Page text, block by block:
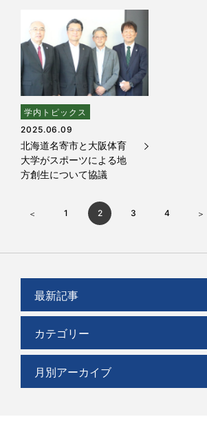
学内トピックス
2025.06.09
北海道名寄市と大阪体育
大学がスポーツによる地
方創生について協議
1 2 3 4
最新記事
カテゴリー
月別アーカイブ